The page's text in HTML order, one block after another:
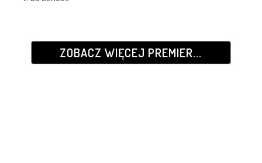
ZOBACZ WIĘCEJ PREMIER...